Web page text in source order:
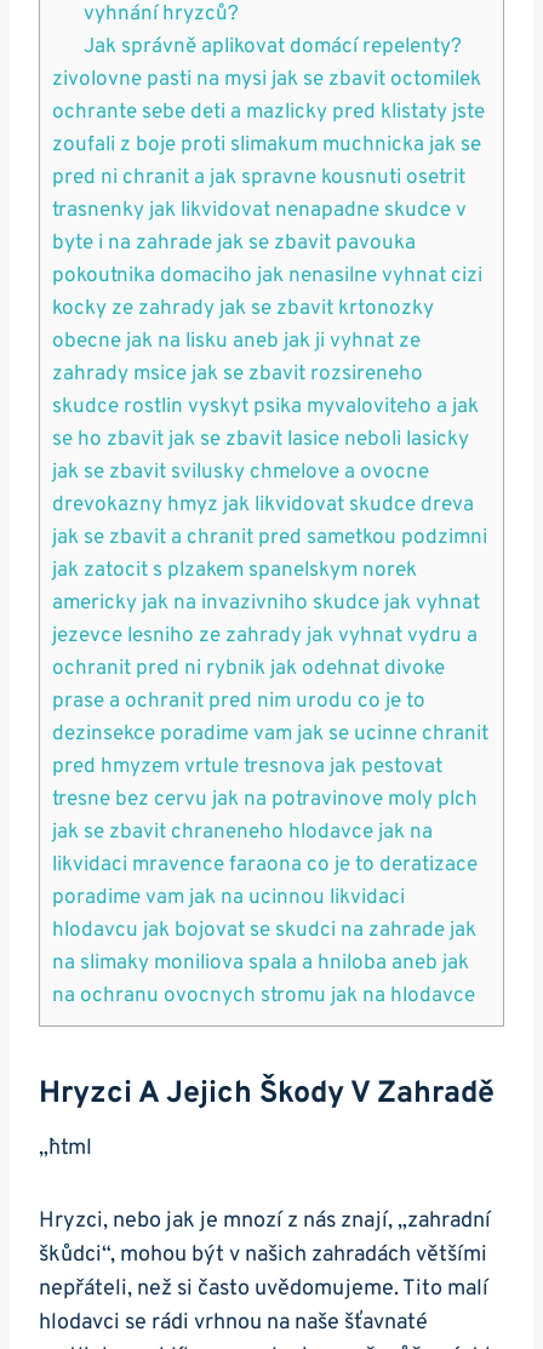
vyhnání hryzců?
Jak správně aplikovat domácí repelenty?
zivolovne pasti na mysi jak se zbavit octomilek
ochrante sebe deti a mazlicky pred klistaty jste
zoufali z boje proti slimakum muchnicka jak se
pred ni chranit a jak spravne kousnuti osetrit
trasnenky jak likvidovat nenapadne skudce v
byte i na zahrade jak se zbavit pavouka
pokoutnika domaciho jak nenasilne vyhnat cizi
kocky ze zahrady jak se zbavit krtonozky
obecne jak na lisku aneb jak ji vyhnat ze
zahrady msice jak se zbavit rozsireneho
skudce rostlin vyskyt psika myvaloviteho a jak
se ho zbavit jak se zbavit lasice neboli lasicky
jak se zbavit svilusky chmelove a ovocne
drevokazny hmyz jak likvidovat skudce dreva
jak se zbavit a chranit pred sametkou podzimni
jak zatocit s plzakem spanelskym norek
americky jak na invazivniho skudce jak vyhnat
jezevce lesniho ze zahrady jak vyhnat vydru a
ochranit pred ni rybnik jak odehnat divoke
prase a ochranit pred nim urodu co je to
dezinsekce poradime vam jak se ucinne chranit
pred hmyzem vrtule tresnova jak pestovat
tresne bez cervu jak na potravinove moly plch
jak se zbavit chraneneho hlodavce jak na
likvidaci mravence faraona co je to deratizace
poradime vam jak na ucinnou likvidaci
hlodavcu jak bojovat se skudci na zahrade jak
na slimaky moniliova spala a hniloba aneb jak
na ochranu ovocnych stromu jak na hlodavce
Hryzci A Jejich Škody V Zahradě
„`html
Hryzci, nebo jak je mnozí z nás znají, „zahradní
škůdci“, mohou být v našich zahradách většími
nepřáteli, než si často uvědomujeme. Tito malí
hlodavci se rádi vrhnou na naše šťavnaté